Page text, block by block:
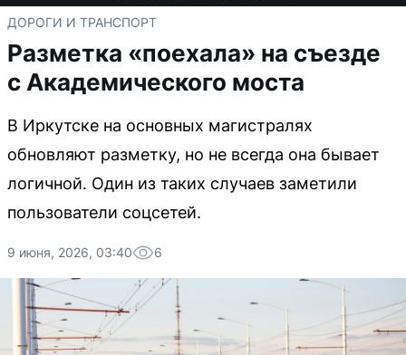
ДОРОГИ И ТРАНСПОРТ
Разметка «поехала» на съезде
с Академического моста
В Иркутске на основных магистралях
обновляют разметку, но не всегда она бывает
логичной. Один из таких случаев заметили
пользователи соцсетей.
9 июня, 2026, 03:40 6